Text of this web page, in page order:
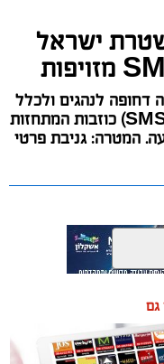
ישראל
לנהגים ולכלל
הציבור, בעקבות גל הודעות טקסט (SMS) כוזבות המתחזות
המטרה: גניבת פרטי
גם